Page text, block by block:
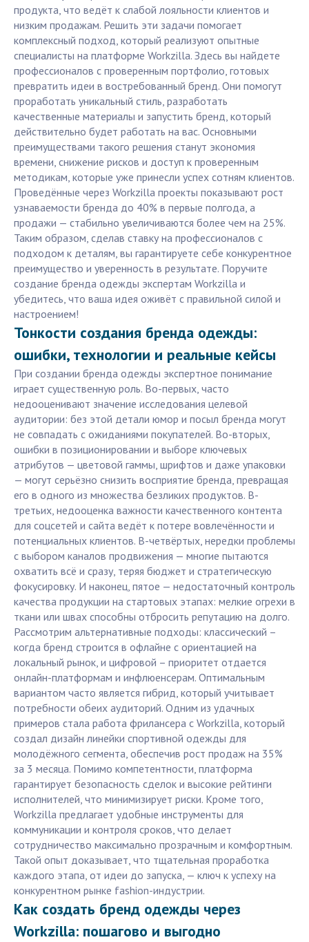
продукта, что ведёт к слабой лояльности клиентов и
низким продажам. Решить эти задачи помогает
комплексный подход, который реализуют опытные
специалисты на платформе Workzilla. Здесь вы найдете
профессионалов с проверенным портфолио, готовых
превратить идеи в востребованный бренд. Они помогут
проработать уникальный стиль, разработать
качественные материалы и запустить бренд, который
действительно будет работать на вас. Основными
преимуществами такого решения станут экономия
времени, снижение рисков и доступ к проверенным
методикам, которые уже принесли успех сотням клиентов.
Проведённые через Workzilla проекты показывают рост
узнаваемости бренда до 40% в первые полгода, а
продажи — стабильно увеличиваются более чем на 25%.
Таким образом, сделав ставку на профессионалов с
подходом к деталям, вы гарантируете себе конкурентное
преимущество и уверенность в результате. Поручите
создание бренда одежды экспертам Workzilla и
убедитесь, что ваша идея оживёт с правильной силой и
настроением!
Тонкости создания бренда одежды:
ошибки, технологии и реальные кейсы
При создании бренда одежды экспертное понимание
играет существенную роль. Во-первых, часто
недооценивают значение исследования целевой
аудитории: без этой детали юмор и посыл бренда могут
не совпадать с ожиданиями покупателей. Во-вторых,
ошибки в позиционировании и выборе ключевых
атрибутов — цветовой гаммы, шрифтов и даже упаковки
— могут серьёзно снизить восприятие бренда, превращая
его в одного из множества безликих продуктов. В-
третьих, недооценка важности качественного контента
для соцсетей и сайта ведёт к потере вовлечённости и
потенциальных клиентов. В-четвёртых, нередки проблемы
с выбором каналов продвижения — многие пытаются
охватить всё и сразу, теряя бюджет и стратегическую
фокусировку. И наконец, пятое — недостаточный контроль
качества продукции на стартовых этапах: мелкие огрехи в
ткани или швах способны отбросить репутацию на долго.
Рассмотрим альтернативные подходы: классический –
когда бренд строится в офлайне с ориентацией на
локальный рынок, и цифровой – приоритет отдается
онлайн-платформам и инфлюенсерам. Оптимальным
вариантом часто является гибрид, который учитывает
потребности обеих аудиторий. Одним из удачных
примеров стала работа фрилансера с Workzilla, который
создал дизайн линейки спортивной одежды для
молодёжного сегмента, обеспечив рост продаж на 35%
за 3 месяца. Помимо компетентности, платформа
гарантирует безопасность сделок и высокие рейтинги
исполнителей, что минимизирует риски. Кроме того,
Workzilla предлагает удобные инструменты для
коммуникации и контроля сроков, что делает
сотрудничество максимально прозрачным и комфортным.
Такой опыт доказывает, что тщательная проработка
каждого этапа, от идеи до запуска, — ключ к успеху на
конкурентном рынке fashion-индустрии.
Как создать бренд одежды через
Workzilla: пошагово и выгодно